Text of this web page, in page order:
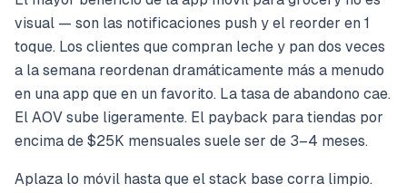
visual — son las notificaciones push y el reorder en 1
toque. Los clientes que compran leche y pan dos veces
a la semana reordenan dramáticamente más a menudo
en una app que en un favorito. La tasa de abandono cae.
El AOV sube ligeramente. El payback para tiendas por
encima de $25K mensuales suele ser de 3–4 meses.
Aplaza lo móvil hasta que el stack base corra limpio.